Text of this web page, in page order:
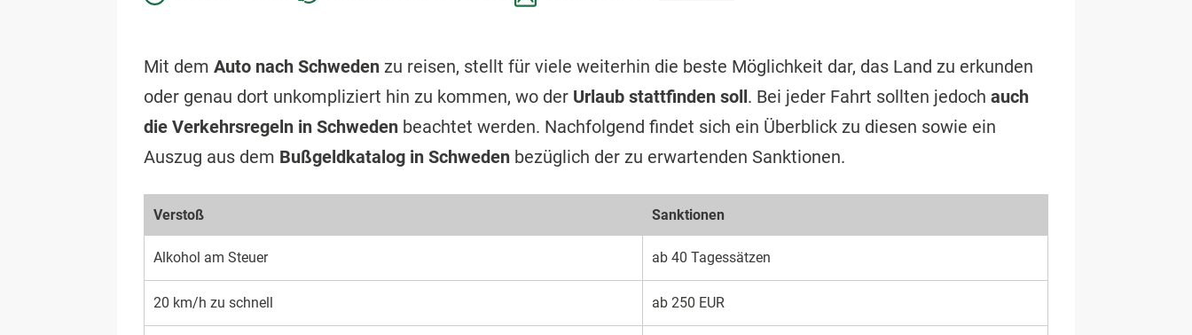
Mit dem Auto nach Schweden zu reisen, stellt für viele weiterhin die beste Möglichkeit dar, das Land zu erkunden
oder genau dort unkompliziert hin zu kommen, wo der Urlaub stattfinden soll. Bei jeder Fahrt sollten jedoch auch
die Verkehrsregeln in Schweden beachtet werden. Nachfolgend findet sich ein Überblick zu diesen sowie ein
Auszug aus dem Bußgeldkatalog in Schweden bezüglich der zu erwartenden Sanktionen.
Verstoß Sanktionen
Alkohol am Steuer ab 40 Tagessätzen
20 km/h zu schnell ab 250 EUR